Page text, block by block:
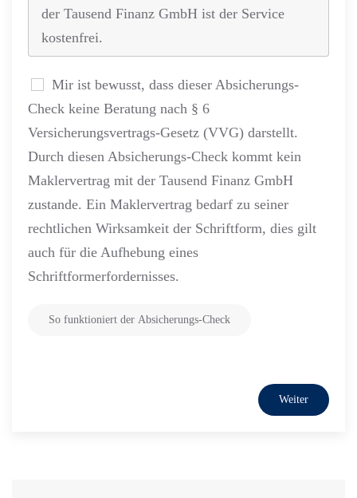
der Tausend Finanz GmbH ist der Service
kostenfrei.
Mir ist bewusst, dass dieser Absicherungs-
Check keine Beratung nach § 6
Versicherungsvertrags-Gesetz (VVG) darstellt.
Durch diesen Absicherungs-Check kommt kein
Maklervertrag mit der Tausend Finanz GmbH
zustande. Ein Maklervertrag bedarf zu seiner
rechtlichen Wirksamkeit der Schriftform, dies gilt
auch für die Aufhebung eines
Schriftformerfordernisses.
So funktioniert der Absicherungs-Check